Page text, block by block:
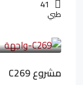
41
طبي
مشروع C269